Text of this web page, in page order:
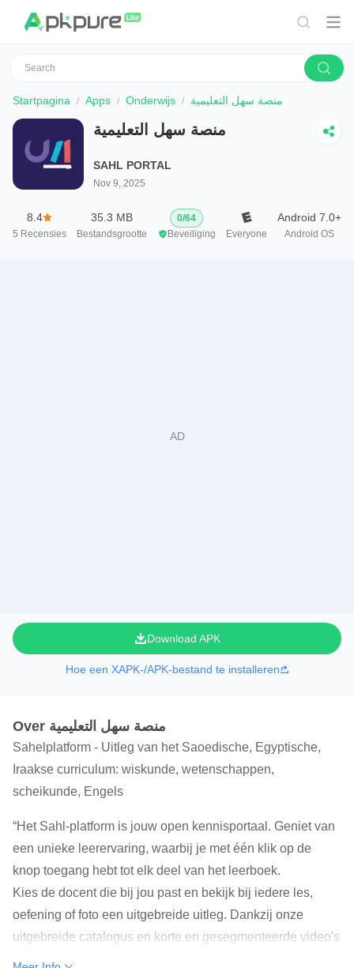
Startpagina Apps Onderwijs منصة سهل التعليمية
منصة سهل التعليمية
SAHL PORTAL
Nov 9, 2025
8.4
5 Recensies
35.3 MB
Bestandsgrootte
0/64
Beveiliging
Everyone
Android 7.0+
Android OS
Download APK
Hoe een XAPK-/APK-bestand te installeren
Over منصة سهل التعليمية
Sahelplatform - Uitleg van het Saoedische, Egyptische,
Iraakse curriculum: wiskunde, wetenschappen,
scheikunde, Engels
“Het Sahl-platform is jouw open kennisportaal. Geniet van
een unieke leerervaring, waarbij je met één klik op de
knop toegang hebt tot elk deel van het leerboek.
Kies de docent die bij jou past en bekijk bij iedere les,
oefening of foto een uitgebreide uitleg. Dankzij onze
uitgebreide catalogus en korte en gesegmenteerde video's